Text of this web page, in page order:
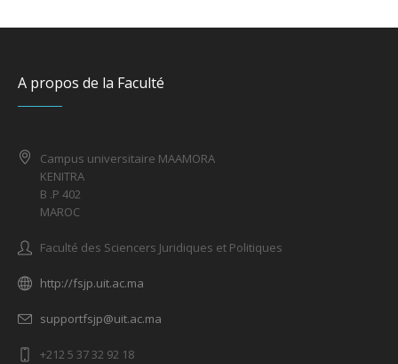
A propos de la Faculté
Campus universitaire MAAMORA
KENITRA
B .P 402
MAROC
Faculté des Sciencers Juridiques et Politiques
http://fsjp.uit.ac.ma
supportfsjp@uit.ac.ma
+212 5 37 32 92 18